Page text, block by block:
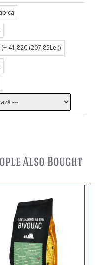
+ 41,82€ (207,85Lei))
Also Bought